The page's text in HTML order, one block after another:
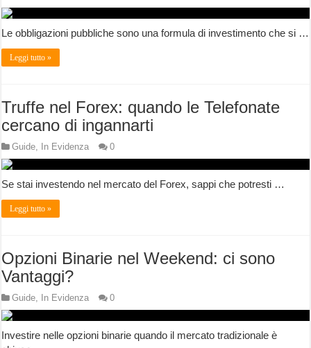
Le obbligazioni pubbliche sono una formula di investimento che si …
Leggi tutto »
Truffe nel Forex: quando le Telefonate
cercano di ingannarti
Guide, In Evidenza 0
Se stai investendo nel mercato del Forex, sappi che potresti …
Leggi tutto »
Opzioni Binarie nel Weekend: ci sono
Vantaggi?
Guide, In Evidenza 0
Investire nelle opzioni binarie quando il mercato tradizionale è